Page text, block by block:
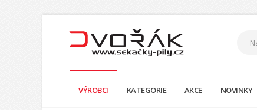
VÝROBCI KATEGORIE AKCE NOVINKY